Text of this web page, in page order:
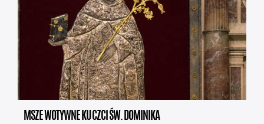
MSZE WOTYWNE KU CZCI ŚW. DOMINIKA